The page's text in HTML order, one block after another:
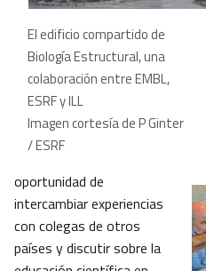
El edificio compartido de
Biología Estructural, una
colaboración entre EMBL,
ESRF y ILL
Imagen cortesía de P Ginter
/ ESRF
oportunidad de
intercambiar experiencias
con colegas de otros
países y discutir sobre la